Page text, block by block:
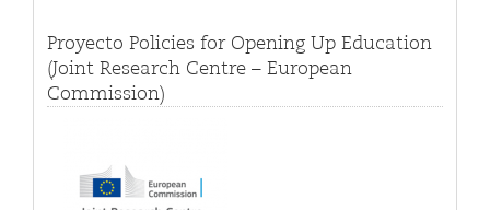
Proyecto Policies for Opening Up Education
(Joint Research Centre – European
Commission)